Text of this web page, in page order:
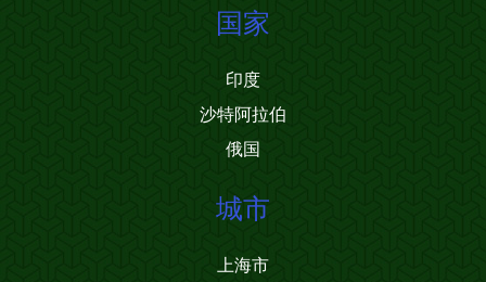
国家
印度
沙特阿拉伯
俄国
城市
上海市